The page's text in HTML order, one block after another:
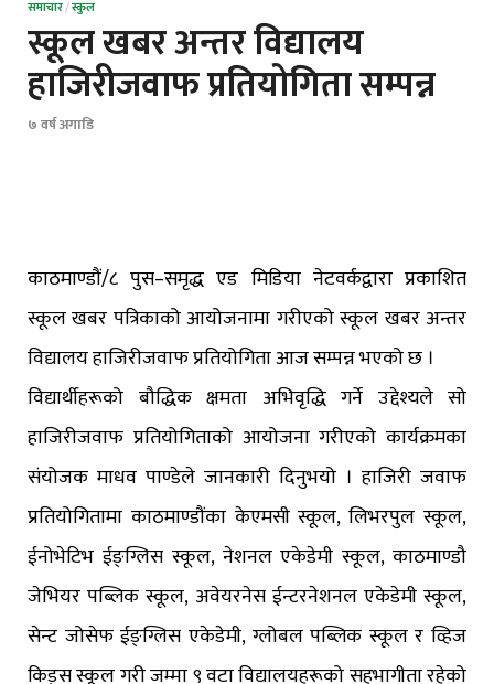
समाचार/स्कुल
स्कूल खबर अन्तर विद्यालय
हाजिरीजवाफ प्रतियोगिता सम्पन्न
७ वर्ष अगाडि
काठमाण्डौं/८ पुस–समृद्ध एड मिडिया नेटवर्कद्वारा प्रकाशित
स्कूल खबर पत्रिकाको आयोजनामा गरीएको स्कूल खबर अन्तर
विद्यालय हाजिरीजवाफ प्रतियोगिता आज सम्पन्न भएको छ ।
विद्यार्थीहरूको बौद्धिक क्षमता अभिवृद्धि गर्ने उद्देश्यले सो
हाजिरीजवाफ प्रतियोगिताको आयोजना गरीएको कार्यक्रमका
संयोजक माधव पाण्डेले जानकारी दिनुभयो । हाजिरी जवाफ
प्रतियोगितामा काठमाण्डौंका केएमसी स्कूल, लिभरपुल स्कूल,
ईनोभेटिभ ईङ्ग्लिस स्कूल, नेशनल एकेडेमी स्कूल, काठमाण्डौ
जेभियर पब्लिक स्कूल, अवेयरनेस ईन्टरनेशनल एकेडेमी स्कूल,
सेन्ट जोसेफ ईङ्ग्लिस एकेडेमी, ग्लोबल पब्लिक स्कूल र व्हिज
किड्स स्कूल गरी जम्मा ९ वटा विद्यालयहरूको सहभागीता रहेको